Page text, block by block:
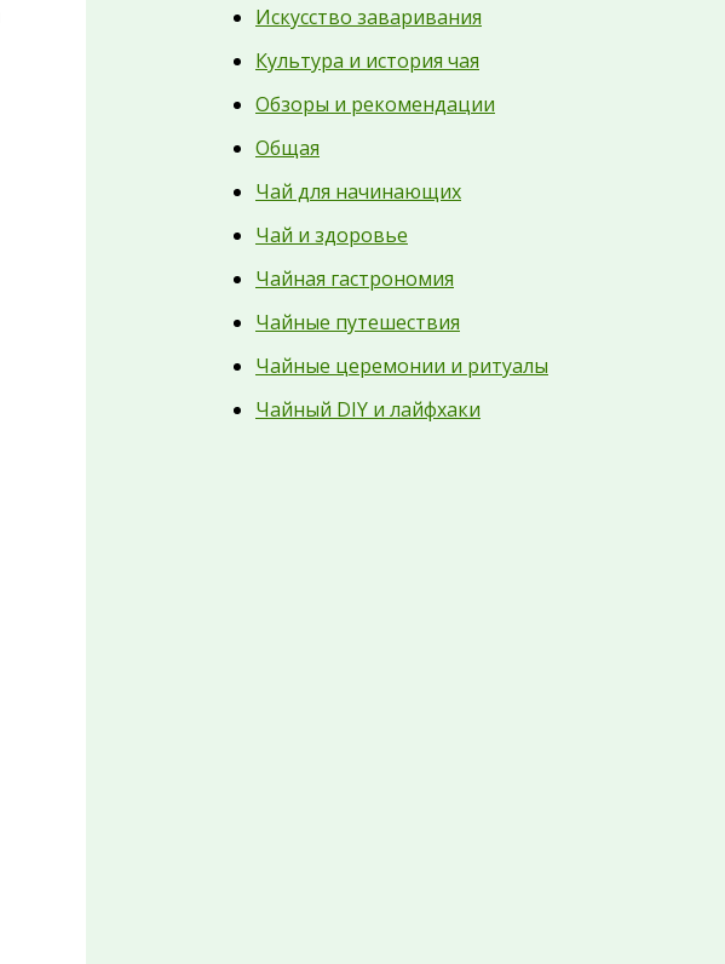
Искусство заваривания
Культура и история чая
Обзоры и рекомендации
Общая
Чай для начинающих
Чай и здоровье
Чайная гастрономия
Чайные путешествия
Чайные церемонии и ритуалы
Чайный DIY и лайфхаки